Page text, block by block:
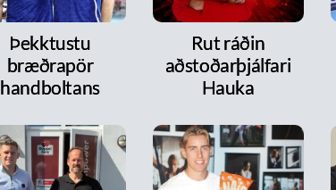
Þekktustu
bræðrapör
handboltans
Rut ráðin
aðstoðarþjálfari
Hauka